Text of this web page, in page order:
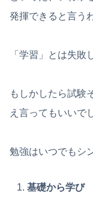
発揮できると言う
「学習」とは失敗
もしかしたら試験
え言ってもいいで
勉強はいつでもシ
基礎から学び